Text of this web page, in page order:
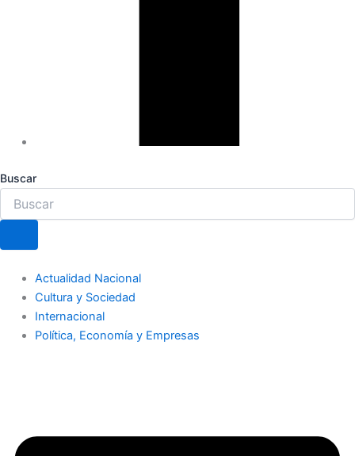
Buscar
Actualidad Nacional
Cultura y Sociedad
Internacional
Política, Economía y Empresas